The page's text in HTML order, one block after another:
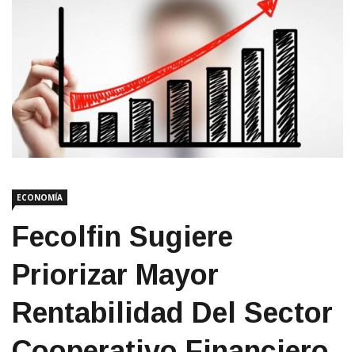
Fecolfin Sugiere
Priorizar Mayor
Rentabilidad Del Sector
Cooperativo Financiero